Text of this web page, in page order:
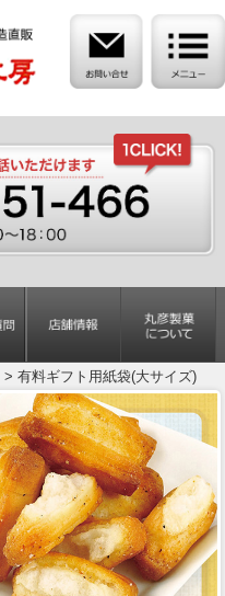
> 有料ギフト用紙袋(大サイズ)